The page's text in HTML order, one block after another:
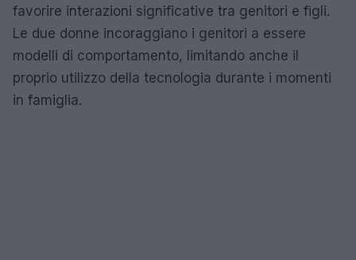
favorire interazioni significative tra genitori e figli.
Le due donne incoraggiano i genitori a essere
modelli di comportamento, limitando anche il
proprio utilizzo della tecnologia durante i momenti
in famiglia.